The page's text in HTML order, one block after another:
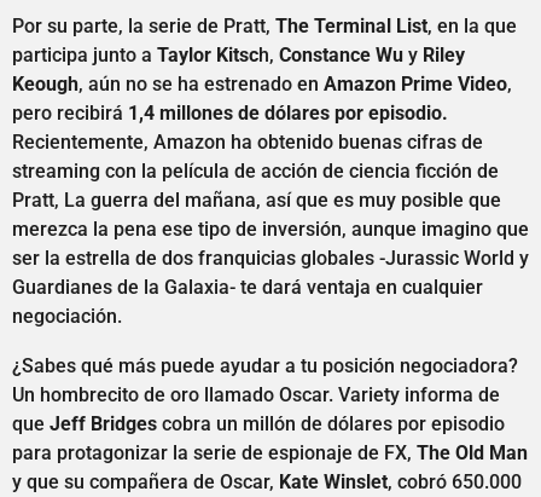
Por su parte, la serie de Pratt, The Terminal List, en la que
participa junto a Taylor Kitsch, Constance Wu y Riley
Keough, aún no se ha estrenado en Amazon Prime Video,
pero recibirá 1,4 millones de dólares por episodio.
Recientemente, Amazon ha obtenido buenas cifras de
streaming con la película de acción de ciencia ficción de
Pratt, La guerra del mañana, así que es muy posible que
merezca la pena ese tipo de inversión, aunque imagino que
ser la estrella de dos franquicias globales -Jurassic World y
Guardianes de la Galaxia- te dará ventaja en cualquier
negociación.
¿Sabes qué más puede ayudar a tu posición negociadora?
Un hombrecito de oro llamado Oscar. Variety informa de
que Jeff Bridges cobra un millón de dólares por episodio
para protagonizar la serie de espionaje de FX, The Old Man
y que su compañera de Oscar, Kate Winslet, cobró 650.000